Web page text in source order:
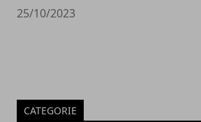
25/10/2023
CATEGORIE